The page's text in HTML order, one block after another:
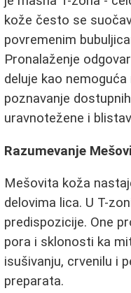
kože često se
povremenim
Pronalaženje
deluje kao
poznavanje dostupnih
uravnotežene i
Razumevanje
Mešovita koža
delovima lica. U T-
predispozicije. One
pora i sklonosti ka
isušivanju, crvenilu i
preparata.